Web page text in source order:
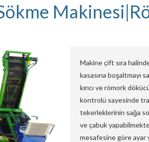
Makine çift sıra
kasasına boşaltmayı
kırıcı ve römork
kontrolü sayesinde
tekerleklerinin sağa
ve çabuk
mesafesine göre ayar